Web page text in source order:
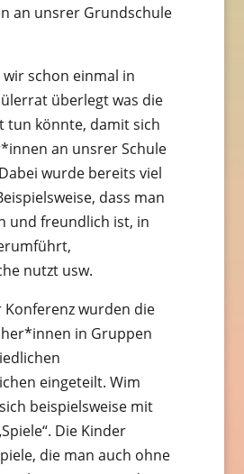
an unsrer Grundschule
schon einmal in
überlegt was die
tun könnte, damit sich
an unsrer Schule
wurde bereits viel
dass man
und freundlich ist, in
nutzt usw.
wurden die
in Gruppen
eingeteilt. Wim
beispielsweise mit
Die Kinder
die man auch ohne